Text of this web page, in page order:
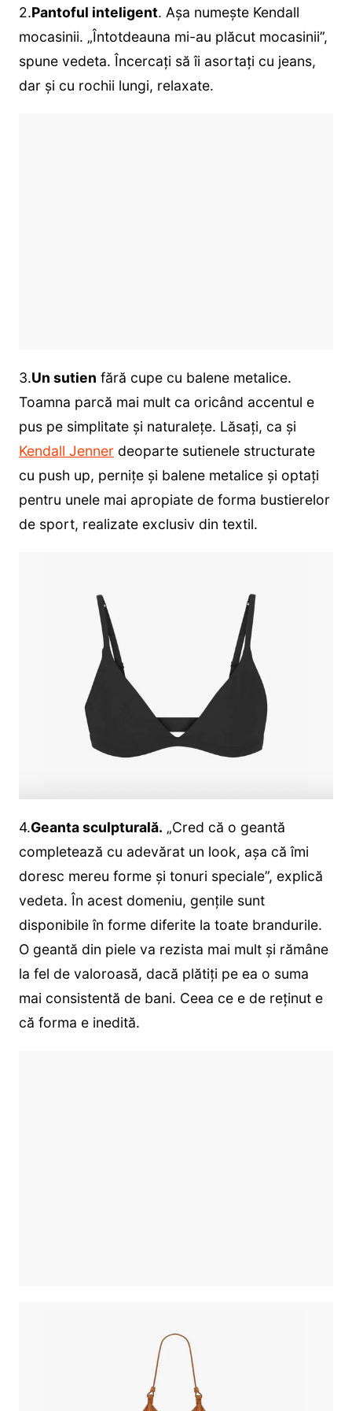
2.Pantoful inteligent. Așa numește Kendall
mocasinii. „Întotdeauna mi-au plăcut mocasinii”,
spune vedeta. Încercați să îi asortați cu jeans,
dar și cu rochii lungi, relaxate.
3.Un sutien fără cupe cu balene metalice.
Toamna parcă mai mult ca oricând accentul e
pus pe simplitate și naturalețe. Lăsați, ca și
Kendall Jennerdeoparte sutienele structurate
cu push up, pernițe și balene metalice și optați
pentru unele mai apropiate de forma bustierelor
de sport, realizate exclusiv din textil.
4.Geanta sculpturală. „Cred că o geantă
completează cu adevărat un look, așa că îmi
doresc mereu forme și tonuri speciale”, explică
vedeta. În acest domeniu, gențile sunt
disponibile în forme diferite la toate brandurile.
O geantă din piele va rezista mai mult și rămâne
la fel de valoroasă, dacă plătiți pe ea o suma
mai consistentă de bani. Ceea ce e de reținut e
că forma e inedită.